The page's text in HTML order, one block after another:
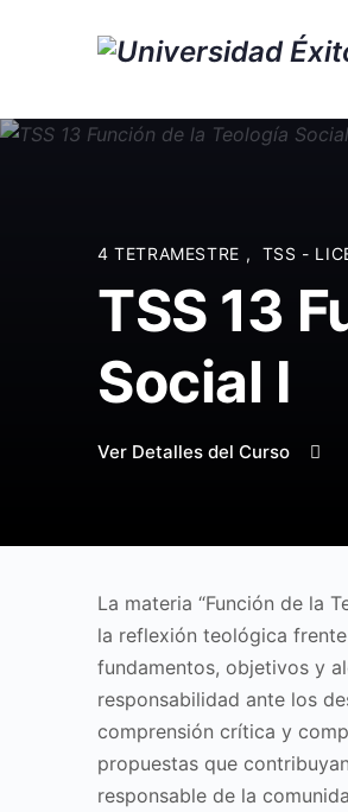
4 TETRAMESTRE , TSS -
TSS 13
Social I
Ver Detalles del Curso
La materia “Función de la
la reflexión teológica
fundamentos, objetivos y
responsabilidad ante los
comprensión crítica y
propuestas que
responsable de la